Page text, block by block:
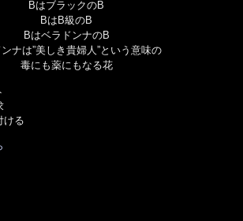
BはブラックのB
BはB級のB
BはベラドンナのB
ナは”美しき貴婦人”という意味の
毒にも薬にもなる花
ける